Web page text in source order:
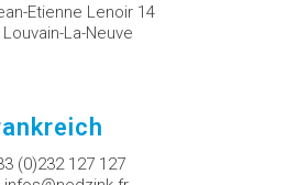
Etienne Lenoir 14
Louvain-La-Neuve
(0)232 127 127